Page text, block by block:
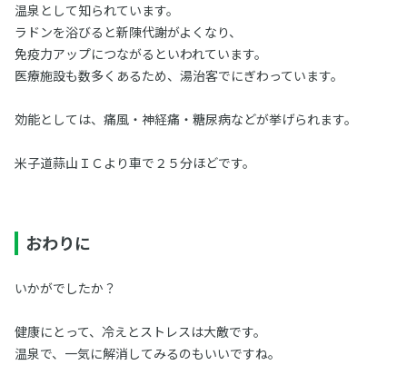
温泉として知られています。
ラドンを浴びると新陳代謝がよくなり、
免疫力アップにつながるといわれています。
医療施設も数多くあるため、湯治客でにぎわっています。
効能としては、痛風・神経痛・糖尿病などが挙げられます。
米子道蒜山ＩＣより車で２５分ほどです。
おわりに
いかがでしたか？
健康にとって、冷えとストレスは大敵です。
温泉で、一気に解消してみるのもいいですね。